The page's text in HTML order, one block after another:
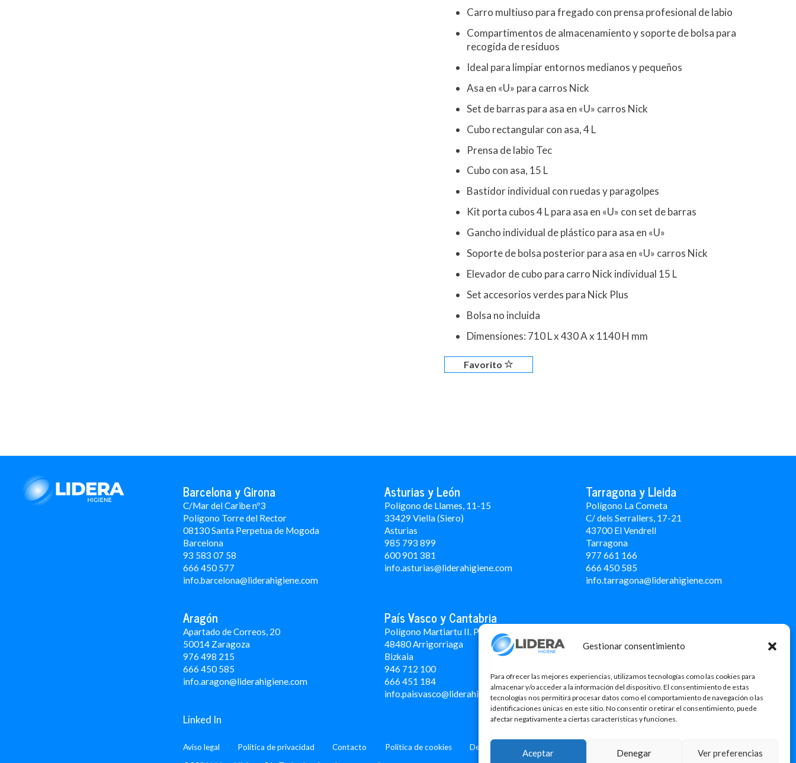
Gestionar consentimiento
Para ofrecer las mejores experiencias, utilizamos tecnologías como las cookies para
almacenar y/o acceder a la información del dispositivo. El consentimiento de estas
tecnologías nos permitirá procesar datos como el comportamiento de navegación o las
identificaciones únicas en este sitio. No consentir o retirar el consentimiento, puede
afectar negativamente a ciertas características y funciones.
Aceptar Denegar Ver preferencias
Carro multiuso para fregado con prensa profesional de labio
Compartimentos de almacenamiento y soporte de bolsa para
recogida de residuos
Ideal para limpiar entornos medianos y pequeños
Asa en «U» para carros Nick
Set de barras para asa en «U» carros Nick
Cubo rectangular con asa, 4 L
Prensa de labio Tec
Cubo con asa, 15 L
Bastidor individual con ruedas y paragolpes
Kit porta cubos 4 L para asa en «U» con set de barras
Gancho individual de plástico para asa en «U»
Soporte de bolsa posterior para asa en «U» carros Nick
Elevador de cubo para carro Nick individual 15 L
Set accesorios verdes para Nick Plus
Bolsa no incluida
Dimensiones: 710 L x 430 A x 1140 H mm
Favorito
Barcelona y Girona
C/Mar del Caribe nº3
Polígono Torre del Rector
08130 Santa Perpetua de Mogoda
Barcelona
93 583 07 58
666 450 577
info.barcelona@liderahigiene.com
Asturias y León
Polígono de Llames, 11-15
33429 Viella (Siero)
Asturias
985 793 899
600 901 381
info.asturias@liderahigiene.com
Tarragona y Lleida
Polígono La Cometa
C/ dels Serrallers, 17-21
43700 El Vendrell
Tarragona
977 661 166
666 450 585
info.tarragona@liderahigiene.com
Aragón
Apartado de Correos, 20
50014 Zaragoza
976 498 215
666 450 585
info.aragon@liderahigiene.com
País Vasco y Cantabria
Polígono Martiartu II. Pabellón 4A
48480 Arrigorriaga
Bizkaia
946 712 100
666 451 184
info.paisvasco@liderahigiene.com
Linked In
Aviso legal Política de privacidad Contacto Política de cookies
Design: MgComunicació